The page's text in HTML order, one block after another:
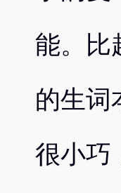
能。比
的生词
很小巧